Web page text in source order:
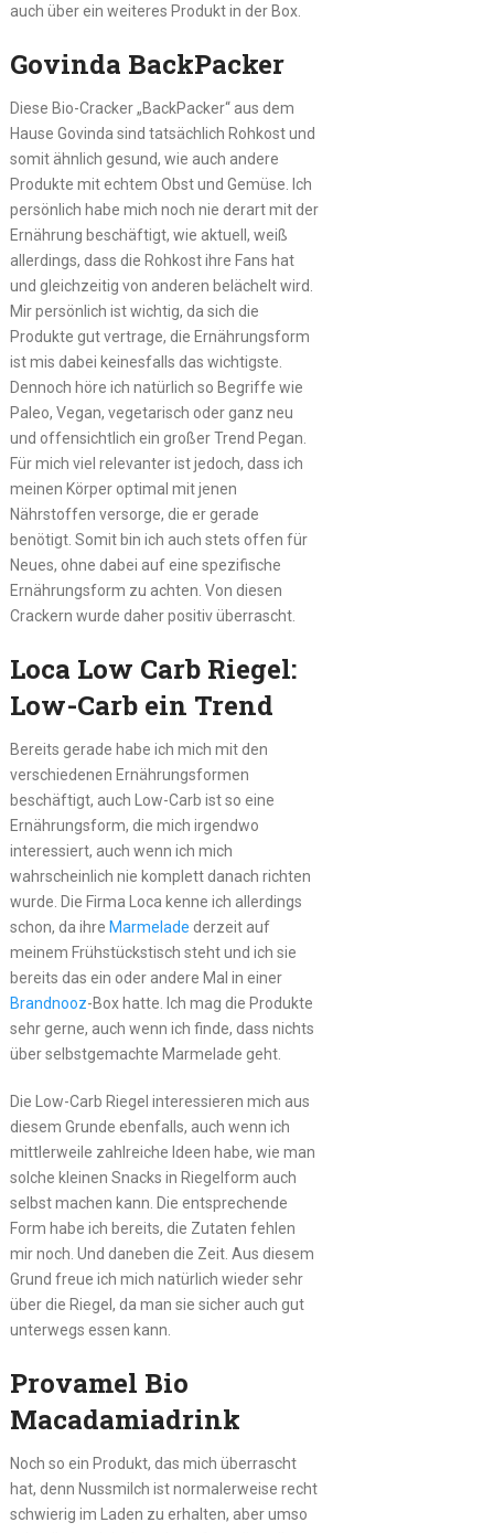
auch über ein weiteres Produkt in der Box.
Govinda BackPacker
Diese Bio-Cracker „BackPacker“ aus dem
Hause Govinda sind tatsächlich Rohkost und
somit ähnlich gesund, wie auch andere
Produkte mit echtem Obst und Gemüse. Ich
persönlich habe mich noch nie derart mit der
Ernährung beschäftigt, wie aktuell, weiß
allerdings, dass die Rohkost ihre Fans hat
und gleichzeitig von anderen belächelt wird.
Mir persönlich ist wichtig, da sich die
Produkte gut vertrage, die Ernährungsform
ist mis dabei keinesfalls das wichtigste.
Dennoch höre ich natürlich so Begriffe wie
Paleo, Vegan, vegetarisch oder ganz neu
und offensichtlich ein großer Trend Pegan.
Für mich viel relevanter ist jedoch, dass ich
meinen Körper optimal mit jenen
Nährstoffen versorge, die er gerade
benötigt. Somit bin ich auch stets offen für
Neues, ohne dabei auf eine spezifische
Ernährungsform zu achten. Von diesen
Crackern wurde daher positiv überrascht.
Loca Low Carb Riegel:
Low-Carb ein Trend
Bereits gerade habe ich mich mit den
verschiedenen Ernährungsformen
beschäftigt, auch Low-Carb ist so eine
Ernährungsform, die mich irgendwo
interessiert, auch wenn ich mich
wahrscheinlich nie komplett danach richten
wurde. Die Firma Loca kenne ich allerdings
schon, da ihre Marmelade derzeit auf
meinem Frühstückstisch steht und ich sie
bereits das ein oder andere Mal in einer
Brandnooz-Box hatte. Ich mag die Produkte
sehr gerne, auch wenn ich finde, dass nichts
über selbstgemachte Marmelade geht.
Die Low-Carb Riegel interessieren mich aus
diesem Grunde ebenfalls, auch wenn ich
mittlerweile zahlreiche Ideen habe, wie man
solche kleinen Snacks in Riegelform auch
selbst machen kann. Die entsprechende
Form habe ich bereits, die Zutaten fehlen
mir noch. Und daneben die Zeit. Aus diesem
Grund freue ich mich natürlich wieder sehr
über die Riegel, da man sie sicher auch gut
unterwegs essen kann.
Provamel Bio
Macadamiadrink
Noch so ein Produkt, das mich überrascht
hat, denn Nussmilch ist normalerweise recht
schwierig im Laden zu erhalten, aber umso